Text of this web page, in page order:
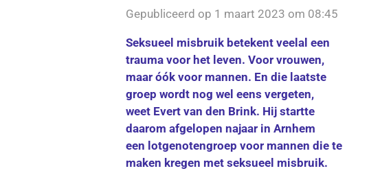
Gepubliceerd op 1 maart 2023 om 08:45
Seksueel misbruik betekent veelal een
trauma voor het leven. Voor vrouwen,
maar óók voor mannen. En die laatste
groep wordt nog wel eens vergeten,
weet Evert van den Brink. Hij startte
daarom afgelopen najaar in Arnhem
een lotgenotengroep voor mannen die te
maken kregen met seksueel misbruik.